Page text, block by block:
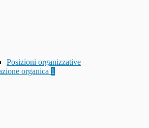
Posizioni organizzative
organica 1